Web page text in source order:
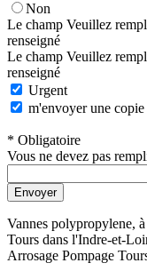
Non
Le champ Veuillez
renseigné
Le champ Veuillez
renseigné
Urgent
m'envoyer une copie
* Obligatoire
Vous ne devez pas
Envoyer
Vannes
Tours dans l'Indre-et-
Arrosage Pompage